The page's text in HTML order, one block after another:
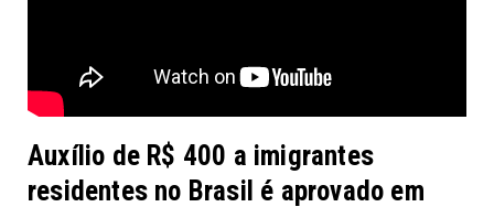
Auxílio de R$ 400 a imigrantes
residentes no Brasil é aprovado em